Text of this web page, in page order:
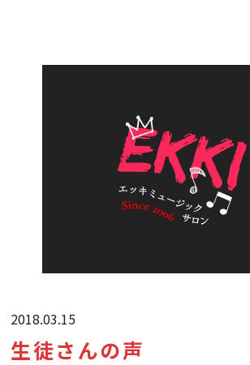
2018.03.15
生徒さんの声